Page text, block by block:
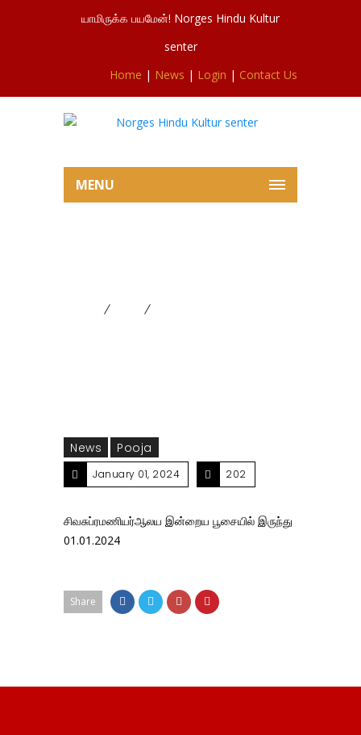
யாமிருக்க பயமேன்! Norges Hindu Kultur
senter
Home | News | Login | Contact Us
MENU
News Pooja
January 01, 2024 202
சிவசுப்ரமணியர்ஆலய இன்றைய பூசையில் இருந்து
01.01.2024
Share